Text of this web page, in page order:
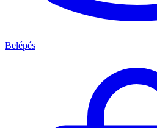
Belépés